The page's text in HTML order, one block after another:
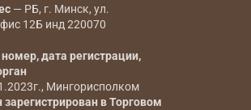
— РБ, г. Минск, ул.
12Б инд 220070
дата регистрации,
Мингорисполком
в Торговом